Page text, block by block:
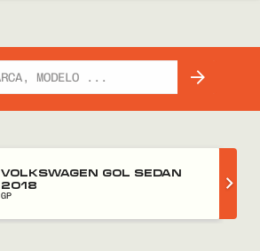
VOLKSWAGEN GOL SEDAN
2018
GP